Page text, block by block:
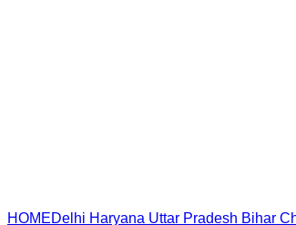
HOMEDelhi Haryana Uttar Pradesh Bihar